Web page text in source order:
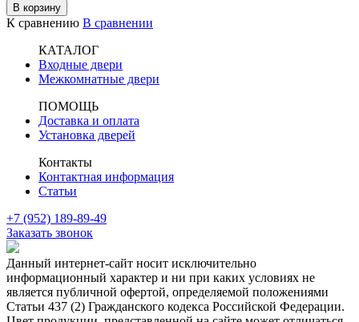
В корзину
К сравнению В сравнении
КАТАЛОГ
Входные двери
Межкомнатные двери
ПОМОЩЬ
Доставка и оплата
Установка дверей
Контакты
Контактная информация
Статьи
+7 (952) 189-89-49
Заказать звонок
Данный интернет-сайт носит исключительно
информационный характер и ни при каких условиях не
является публичной офертой, определяемой положениями
Статьи 437 (2) Гражданского кодекса Российской Федерации.